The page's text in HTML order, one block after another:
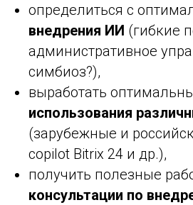
определиться с
внедрения ИИ (гибкие
административное
симбиоз?),
выработать
использования
(зарубежные и
copilot Bitrix 24 и др.),
получить полезные
консультации по